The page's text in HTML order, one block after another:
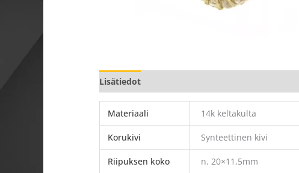
Lisätiedot
Materiaali 14k keltakulta
Korukivi Synteettinen kivi
Riipuksen koko n. 20×11,5mm